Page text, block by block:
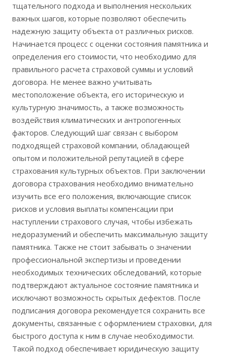
тщательного подхода и выполнения нескольких
важных шагов‚ которые позволяют обеспечить
надежную защиту объекта от различных рисков.
Начинается процесс с оценки состояния памятника и
определения его стоимости‚ что необходимо для
правильного расчета страховой суммы и условий
договора. Не менее важно учитывать
местоположение объекта‚ его историческую и
культурную значимость‚ а также возможность
воздействия климатических и антропогенных
факторов. Следующий шаг связан с выбором
подходящей страховой компании‚ обладающей
опытом и положительной репутацией в сфере
страхования культурных объектов. При заключении
договора страхования необходимо внимательно
изучить все его положения‚ включающие список
рисков и условия выплаты компенсации при
наступлении страхового случая‚ чтобы избежать
недоразумений и обеспечить максимальную защиту
памятника. Также не стоит забывать о значении
профессиональной экспертизы и проведении
необходимых технических обследований‚ которые
подтверждают актуальное состояние памятника и
исключают возможность скрытых дефектов. После
подписания договора рекомендуется сохранить все
документы‚ связанные с оформлением страховки‚ для
быстрого доступа к ним в случае необходимости.
Такой подход обеспечивает юридическую защиту